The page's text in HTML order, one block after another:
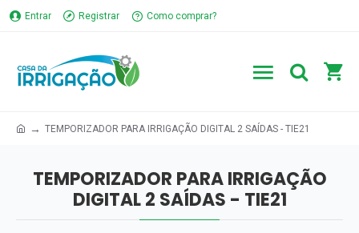
Entrar Registrar Como comprar?
TEMPORIZADOR PARA IRRIGAÇÃO DIGITAL 2 SAÍDAS - TIE21
TEMPORIZADOR PARA IRRIGAÇÃO
DIGITAL 2 SAÍDAS - TIE21